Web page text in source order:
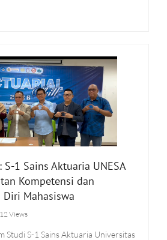
S-1 Sains Aktuaria UNESA
Kompetensi dan
Diri Mahasiswa
Views
Studi S-1 Sains Aktuaria Universitas